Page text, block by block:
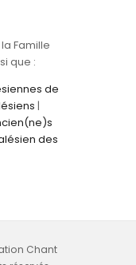
Famille
que :
de
|
des
Chant